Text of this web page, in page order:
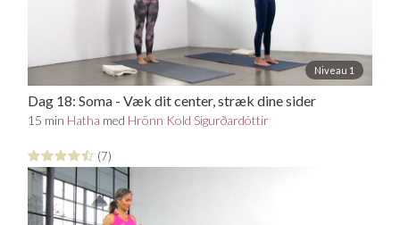
Niveau 1
Dag 18: Soma - Væk dit center, stræk dine sider
& åben dit hjerte
15 min Hatha med Hrönn Kold Sigurðardóttir
(7)